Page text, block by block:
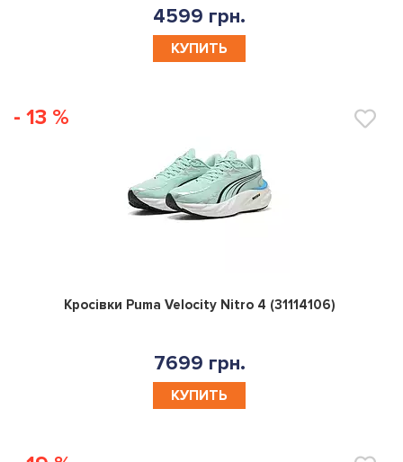
4599 грн.
КУПИТЬ
- 13 %
0
Кросівки Puma Velocity Nitro 4 (31114106)
7699 грн.
КУПИТЬ